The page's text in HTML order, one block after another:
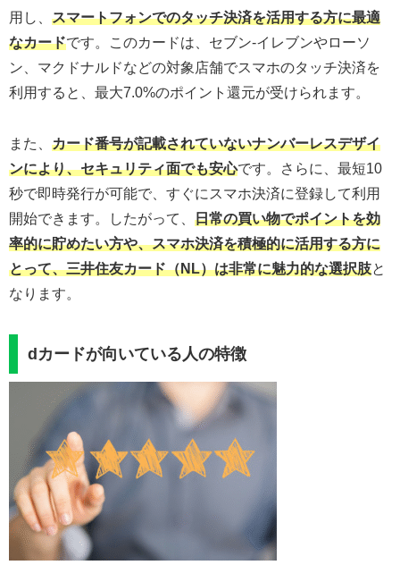
用し、 スマートフォンでのタッチ決済を活用する方に最適
なカードです。このカードは、セブン-イレブンやローソ
ン、マクドナルドなどの対象店舗でスマホのタッチ決済を
利用すると、最大7.0%のポイント還元が受けられます。
また、 カード番号が記載されていないナンバーレスデザイ
ンにより、セキュリティ面でも安心です。さらに、最短10
秒で即時発行が可能で、すぐにスマホ決済に登録して利用
開始できます。したがって、 日常の買い物でポイントを効
率的に貯めたい方や、スマホ決済を積極的に活用する方に
とって、三井住友カード（NL）は非常に魅力的な選択肢と
なります。
dカードが向いている人の特徴